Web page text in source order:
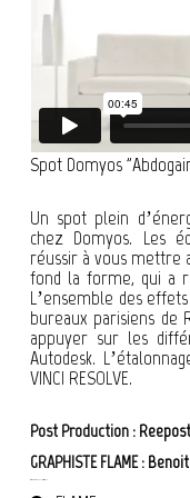
Spot Domyos
Un spot plein
chez Domyos. Les
réussir à vous mettre
fond la forme, qui a
L’ensemble des
bureaux parisiens de
appuyer sur les
Autodesk.
VINCI RESOLVE.
Post Production : Reepost
GRAPHISTE FLAME :